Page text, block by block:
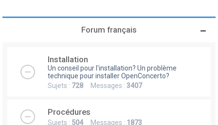
Forum français
Installation
Un conseil pour l'installation? Un problème
technique pour installer OpenConcerto?
Sujets : 728 Messages : 3407
Procédures
Sujets : 504Messages : 1873